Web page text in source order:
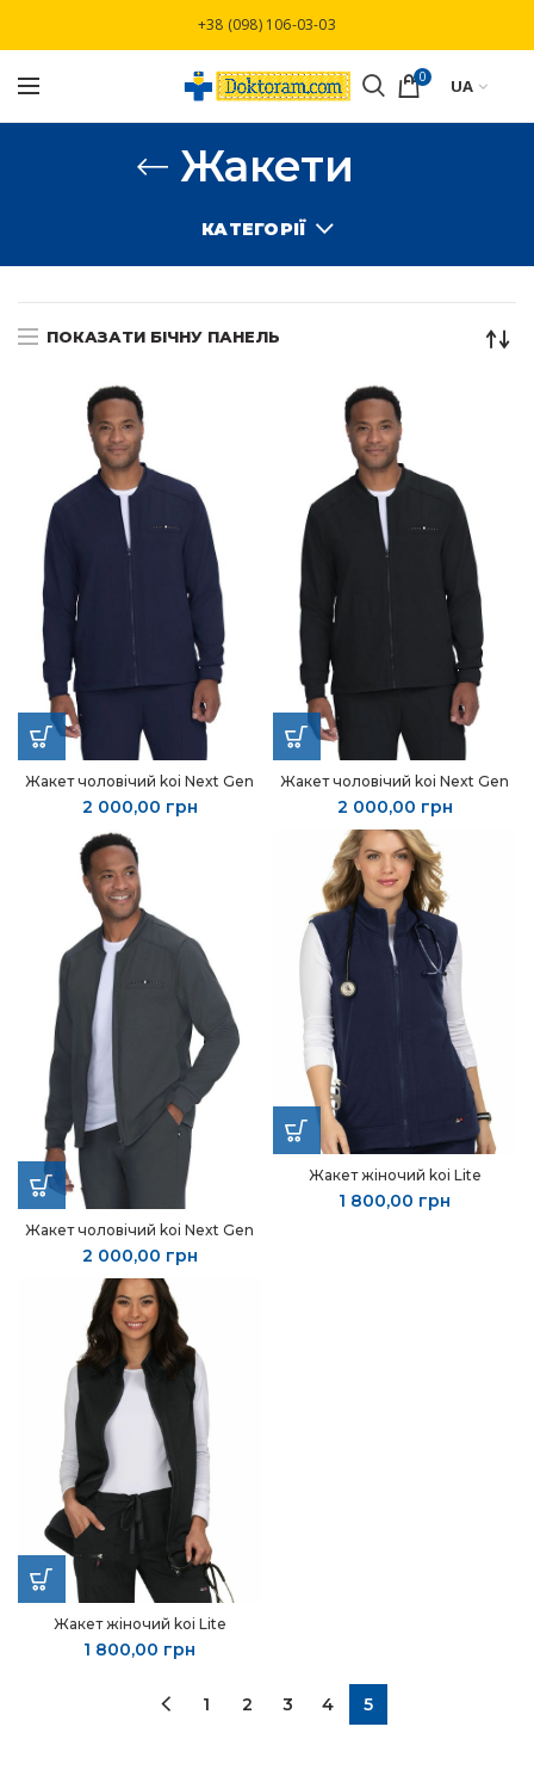
+38 (098) 106-03-03
0 UA
Жакети
КАТЕГОРІЇ
ПОКАЗАТИ БІЧНУ ПАНЕЛЬ
Жакет чоловічий koi Next Gen
2 000,00 грн
Жакет чоловічий koi Next Gen
2 000,00 грн
Жакет чоловічий koi Next Gen
2 000,00 грн
Жакет жіночий kоі Lite
1 800,00 грн
Жакет жіночий kоі Lite
1 800,00 грн
1 2 3 4 5
Безкоштовна доставка при замовлені від